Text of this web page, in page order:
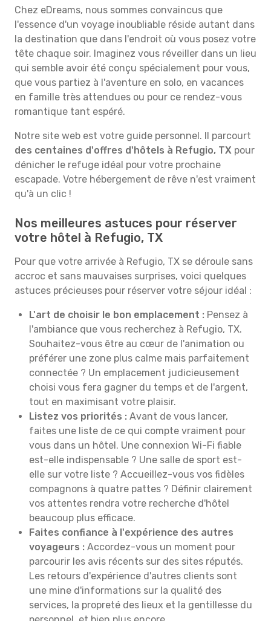
Chez eDreams, nous sommes convaincus que
l'essence d'un voyage inoubliable réside autant dans
la destination que dans l'endroit où vous posez votre
tête chaque soir. Imaginez vous réveiller dans un lieu
qui semble avoir été conçu spécialement pour vous,
que vous partiez à l'aventure en solo, en vacances
en famille très attendues ou pour ce rendez-vous
romantique tant espéré.
Notre site web est votre guide personnel. Il parcourt
des centaines d'offres d'hôtels à Refugio, TX pour
dénicher le refuge idéal pour votre prochaine
escapade. Votre hébergement de rêve n'est vraiment
qu'à un clic !
Nos meilleures astuces pour réserver
votre hôtel à Refugio, TX
Pour que votre arrivée à Refugio, TX se déroule sans
accroc et sans mauvaises surprises, voici quelques
astuces précieuses pour réserver votre séjour idéal :
L'art de choisir le bon emplacement : Pensez à
l'ambiance que vous recherchez à Refugio, TX.
Souhaitez-vous être au cœur de l'animation ou
préférer une zone plus calme mais parfaitement
connectée ? Un emplacement judicieusement
choisi vous fera gagner du temps et de l'argent,
tout en maximisant votre plaisir.
Listez vos priorités : Avant de vous lancer,
faites une liste de ce qui compte vraiment pour
vous dans un hôtel. Une connexion Wi-Fi fiable
est-elle indispensable ? Une salle de sport est-
elle sur votre liste ? Accueillez-vous vos fidèles
compagnons à quatre pattes ? Définir clairement
vos attentes rendra votre recherche d'hôtel
beaucoup plus efficace.
Faites confiance à l'expérience des autres
voyageurs : Accordez-vous un moment pour
parcourir les avis récents sur des sites réputés.
Les retours d'expérience d'autres clients sont
une mine d'informations sur la qualité des
services, la propreté des lieux et la gentillesse du